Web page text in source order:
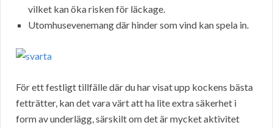
vilket kan öka risken för läckage.
Utomhusevenemang där hinder som vind kan spela in.
För ett festligt tillfälle där du har visat upp kockens bästa
fetträtter, kan det vara värt att ha lite extra säkerhet i
form av underlägg, särskilt om det är mycket aktivitet